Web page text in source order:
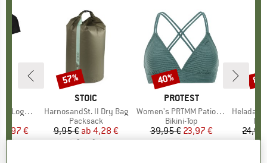
T-Shirt
Preis
€
MARKE
STOIC
Artikel
HarnosandSt. II Dry Bag
Produktgruppe
Packsack
Preis
9,95 € reduzierter Preis
ab 4,28 €
Rabatt
57%
MARKE
PROTEST
Artikel
Women's PRTMM Patio Triangle
Produktgruppe
Bikini-Top
Preis
39,95 €reduzierter Preis
23,97 €
Rabatt
40%
Artikel
HeladagenSt.
24,95